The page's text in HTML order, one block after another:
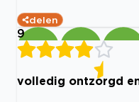
delen
9
volledig ontzorgd